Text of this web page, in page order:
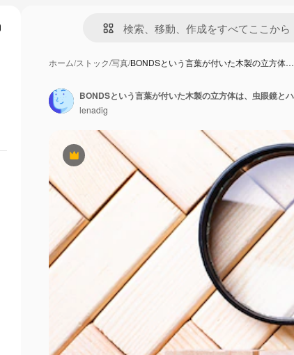
ホーム/ストック/写真/BONDSという言葉が付いた木製の立方体…
Premium
lenadig